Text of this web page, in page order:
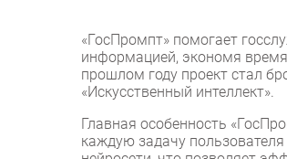
Рынок ПК
«ГосПромпт» помогает
информацией, экономя
прошлом году проект стал
«Искусственный интеллект».
Главная особенность
каждую задачу